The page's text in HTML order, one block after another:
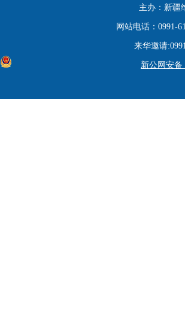
国共产党党
一、受理机
受理名称：
主办：新疆
网站电话：0991-
来华邀请
新公网安备